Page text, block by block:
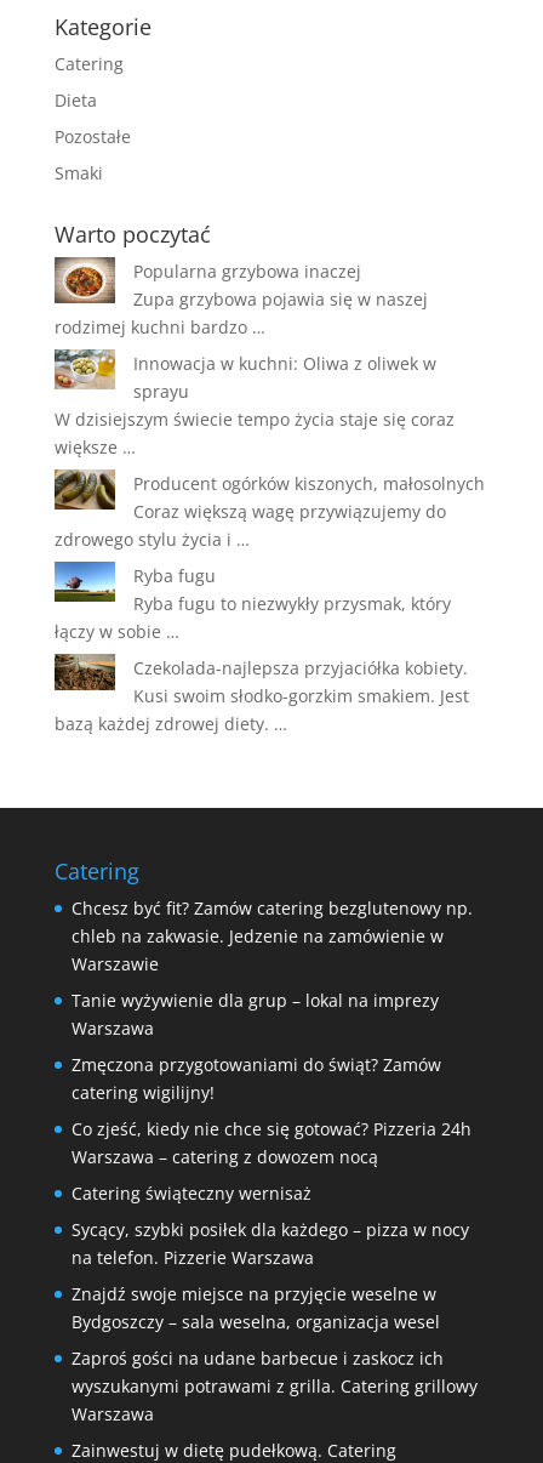
Kategorie
Catering
Dieta
Pozostałe
Smaki
Warto poczytać
Popularna grzybowa inaczej
Zupa grzybowa pojawia się w naszej
rodzimej kuchni bardzo …
Innowacja w kuchni: Oliwa z oliwek w
sprayu
W dzisiejszym świecie tempo życia staje się coraz
większe …
Producent ogórków kiszonych, małosolnych
Coraz większą wagę przywiązujemy do
zdrowego stylu życia i …
Ryba fugu
Ryba fugu to niezwykły przysmak, który
łączy w sobie …
Czekolada-najlepsza przyjaciółka kobiety.
Kusi swoim słodko-gorzkim smakiem. Jest
bazą każdej zdrowej diety. …
Catering
Chcesz być fit? Zamów catering bezglutenowy np.
chleb na zakwasie. Jedzenie na zamówienie w
Warszawie
Tanie wyżywienie dla grup – lokal na imprezy
Warszawa
Zmęczona przygotowaniami do świąt? Zamów
catering wigilijny!
Co zjeść, kiedy nie chce się gotować? Pizzeria 24h
Warszawa – catering z dowozem nocą
Catering świąteczny wernisaż
Sycący, szybki posiłek dla każdego – pizza w nocy
na telefon. Pizzerie Warszawa
Znajdź swoje miejsce na przyjęcie weselne w
Bydgoszczy – sala weselna, organizacja wesel
Zaproś gości na udane barbecue i zaskocz ich
wyszukanymi potrawami z grilla. Catering grillowy
Warszawa
Zainwestuj w dietę pudełkową. Catering